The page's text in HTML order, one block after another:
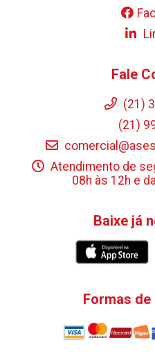
Fale
(21)
(21)
Atendimento de
08h às 12h e
Baixe já
Formas